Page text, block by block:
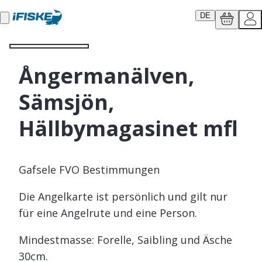
DE
Ångermanälven,
Sämsjön,
Hällbymagasinet mfl
Gafsele FVO Bestimmungen
Die Angelkarte ist persönlich und gilt nur
für eine Angelrute und eine Person.
Mindestmasse: Forelle, Saibling und Äsche
30cm.